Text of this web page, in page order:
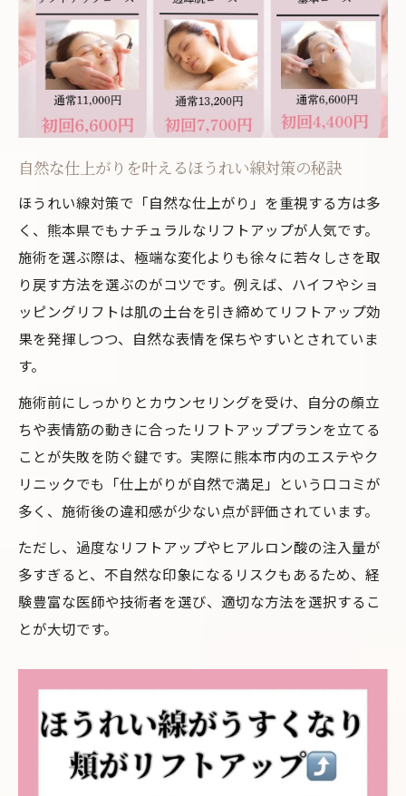
技術
自然な仕上がりのほうれい線リフトアップ
体験
美容皮膚で体感する熊本のほうれい線ケア事情
美容皮膚で人気のほうれい線リフトアップ
施術
ほうれい線改善に効く美容皮膚の最新技術
熊本で注目のほうれい線ケアとリフトアッ
プ特徴
ほうれい線ケアのプロが教える施術選び
美容皮膚科で受けられるほうれい線対策例
自然な仕上がりを叶えるほうれい線対策の秘訣
ほうれい線対策で「自然な仕上がり」を重視する方は多
く、熊本県でもナチュラルなリフトアップが人気です。
施術を選ぶ際は、極端な変化よりも徐々に若々しさを取
り戻す方法を選ぶのがコツです。例えば、ハイフやショ
ッピングリフトは肌の土台を引き締めてリフトアップ効
果を発揮しつつ、自然な表情を保ちやすいとされていま
す。
施術前にしっかりとカウンセリングを受け、自分の顔立
ちや表情筋の動きに合ったリフトアッププランを立てる
ことが失敗を防ぐ鍵です。実際に熊本市内のエステやク
リニックでも「仕上がりが自然で満足」という口コミが
多く、施術後の違和感が少ない点が評価されています。
ただし、過度なリフトアップやヒアルロン酸の注入量が
多すぎると、不自然な印象になるリスクもあるため、経
験豊富な医師や技術者を選び、適切な方法を選択するこ
とが大切です。